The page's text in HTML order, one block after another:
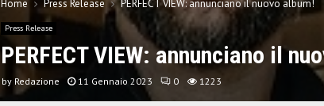
Home Press Release PERFECT VIEW: annunciano il nuovo album!
Press Release
PERFECT VIEW: annunciano il
by Redazione 11 Gennaio 2023 0 1223